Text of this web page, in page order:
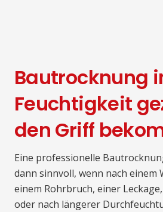
Bautrocknung
Feuchtigkeit
den Griff
Eine professionelle
dann sinnvoll, wenn nach einem
einem Rohrbruch, einer
oder nach längerer